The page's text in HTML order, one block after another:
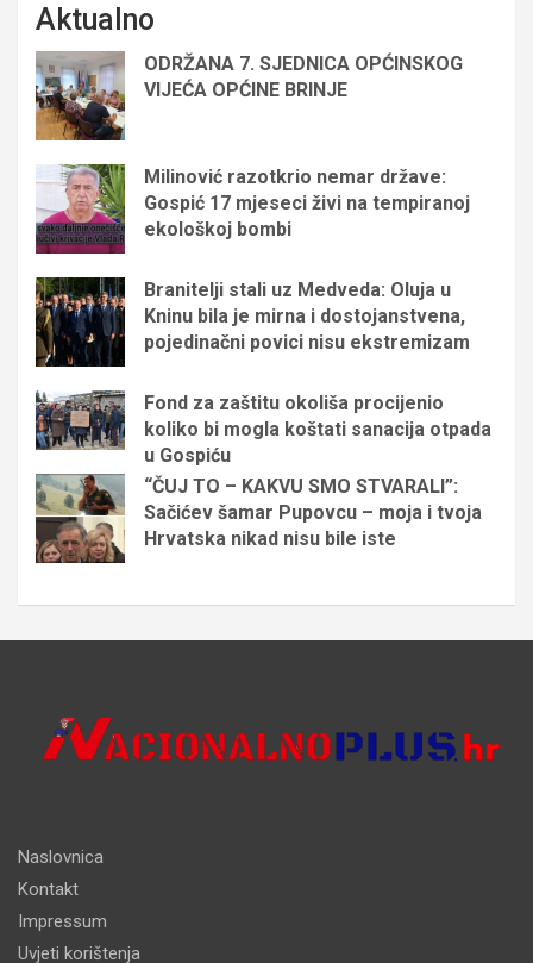
Aktualno
ODRŽANA 7. SJEDNICA OPĆINSKOG
VIJEĆA OPĆINE BRINJE
Milinović razotkrio nemar države:
Gospić 17 mjeseci živi na tempiranoj
ekološkoj bombi
Branitelji stali uz Medveda: Oluja u
Kninu bila je mirna i dostojanstvena,
pojedinačni povici nisu ekstremizam
Fond za zaštitu okoliša procijenio
koliko bi mogla koštati sanacija otpada
u Gospiću
“ČUJ TO – KAKVU SMO STVARALI”:
Sačićev šamar Pupovcu – moja i tvoja
Hrvatska nikad nisu bile iste
Naslovnica
Kontakt
Impressum
Uvjeti korištenja